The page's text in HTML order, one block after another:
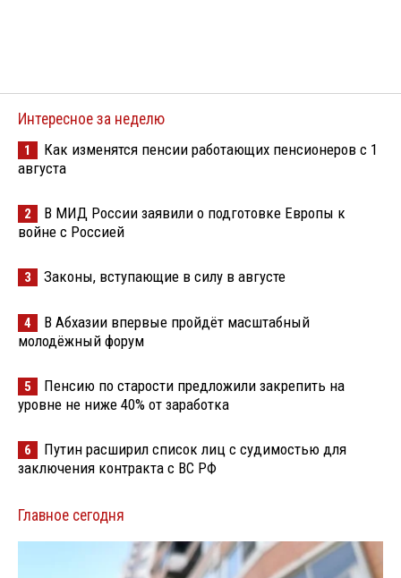
Интересное за неделю
1
Как изменятся пенсии работающих пенсионеров с 1
августа
2
В МИД России заявили о подготовке Европы к
войне с Россией
3 Законы, вступающие в силу в августе
4
В Абхазии впервые пройдёт масштабный
молодёжный форум
5
Пенсию по старости предложили закрепить на
уровне не ниже 40% от заработка
6
Путин расширил список лиц с судимостью для
заключения контракта с ВС РФ
Главное сегодня